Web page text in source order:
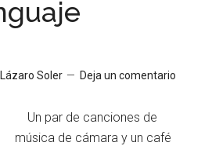
Soler Deja un comentario
Un par de canciones de
música de cámara y un café